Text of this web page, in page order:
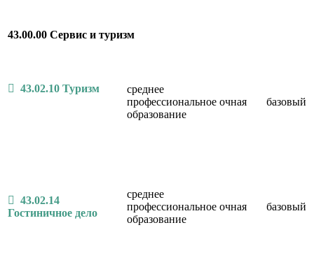
43.00.00 Сервис и туризм
43.02.10 Туризм
среднее
профессиональное
образование
очная базовый
43.02.14
Гостиничное дело
среднее
профессиональное
образование
очная базовый